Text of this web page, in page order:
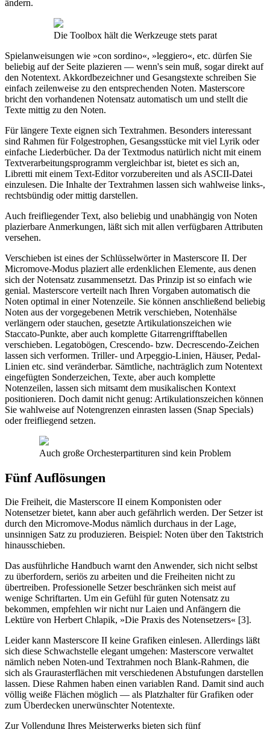
ändern.
Die Toolbox hält die Werkzeuge stets parat
Spielanweisungen wie »con sordino«, »leggiero«, etc. dürfen Sie
beliebig auf der Seite plazieren — wenn's sein muß, sogar direkt auf
den Notentext. Akkordbezeichner und Gesangstexte schreiben Sie
einfach zeilenweise zu den entsprechenden Noten. Masterscore
bricht den vorhandenen Notensatz automatisch um und stellt die
Texte mittig zu den Noten.
Für längere Texte eignen sich Textrahmen. Besonders interessant
sind Rahmen für Folgestrophen, Gesangsstücke mit viel Lyrik oder
einfache Liederbücher. Da der Textmodus natürlich nicht mit einem
Textverarbeitungsprogramm vergleichbar ist, bietet es sich an,
Libretti mit einem Text-Editor vorzubereiten und als ASCII-Datei
einzulesen. Die Inhalte der Textrahmen lassen sich wahlweise links-,
rechtsbündig oder mittig darstellen.
Auch freifliegender Text, also beliebig und unabhängig von Noten
plazierbare Anmerkungen, läßt sich mit allen verfügbaren Attributen
versehen.
Verschieben ist eines der Schlüsselwörter in Masterscore II. Der
Micromove-Modus plaziert alle erdenklichen Elemente, aus denen
sich der Notensatz zusammensetzt. Das Prinzip ist so einfach wie
genial. Masterscore verteilt nach Ihren Vorgaben automatisch die
Noten optimal in einer Notenzeile. Sie können anschließend beliebig
Noten aus der vorgegebenen Metrik verschieben, Notenhälse
verlängern oder stauchen, gesetzte Artikulationszeichen wie
Staccato-Punkte, aber auch komplette Gitarrengrifftabellen
verschieben. Legatobögen, Crescendo- bzw. Decrescendo-Zeichen
lassen sich verformen. Triller- und Arpeggio-Linien, Häuser, Pedal-
Linien etc. sind veränderbar. Sämtliche, nachträglich zum Notentext
eingefügten Sonderzeichen, Texte, aber auch komplette
Notenzeilen, lassen sich mitsamt dem musikalischen Kontext
positionieren. Doch damit nicht genug: Artikulationszeichen können
Sie wahlweise auf Notengrenzen einrasten lassen (Snap Specials)
oder freifliegend setzen.
Auch große Orchesterpartituren sind kein Problem
Fünf Auflösungen
Die Freiheit, die Masterscore II einem Komponisten oder
Notensetzer bietet, kann aber auch gefährlich werden. Der Setzer ist
durch den Micromove-Modus nämlich durchaus in der Lage,
unsinnigen Satz zu produzieren. Beispiel: Noten über den Taktstrich
hinausschieben.
Das ausführliche Handbuch warnt den Anwender, sich nicht selbst
zu überfordern, seriös zu arbeiten und die Freiheiten nicht zu
übertreiben. Professionelle Setzer beschränken sich meist auf
wenige Schriftarten. Um ein Gefühl für guten Notensatz zu
bekommen, empfehlen wir nicht nur Laien und Anfängern die
Lektüre von Herbert Chlapik, »Die Praxis des Notensetzers« [3].
Leider kann Masterscore II keine Grafiken einlesen. Allerdings läßt
sich diese Schwachstelle elegant umgehen: Masterscore verwaltet
nämlich neben Noten-und Textrahmen noch Blank-Rahmen, die
sich als Graurasterflächen mit verschiedenen Abstufungen darstellen
lassen. Diese Rahmen haben einen variablen Rand. Damit sind auch
völlig weiße Flächen möglich — als Platzhalter für Grafiken oder
zum Überdecken unerwünschter Notentexte.
Zur Vollendung Ihres Meisterwerks bieten sich fünf